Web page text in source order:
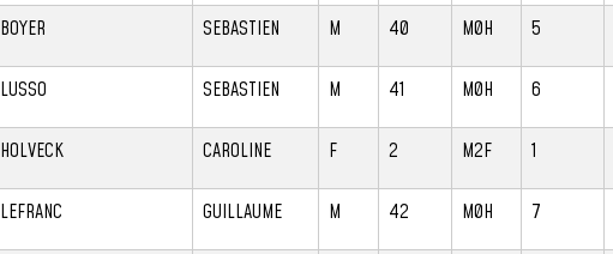
BOYER SEBASTIEN M 40 M0H 5
LUSSO SEBASTIEN M 41 M0H 6
HOLVECK CAROLINE F 2 M2F 1
LEFRANC GUILLAUME M 42 M0H 7